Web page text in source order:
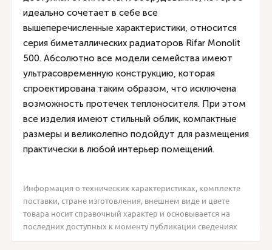
идеально сочетает в себе все
вышеперечисленные характеристики, относится
серия биметаллических радиаторов Rifar Monolit
500. Абсолютно все модели семейства имеют
ультрасовременную конструкцию, которая
спроектирована таким образом, что исключена
возможность протечек теплоносителя. При этом
все изделия имеют стильный облик, компактные
размеры и великолепно подойдут для размещения
практически в любой интерьер помещений.
Информация о технических характеристиках, комплекте
поставки, стране изготовления, внешнем виде и цвете
товара носит справочный характер и основывается на
последних доступных к моменту публикации сведениях